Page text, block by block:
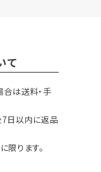
て
は送料・手
7日以内に返品
限ります。